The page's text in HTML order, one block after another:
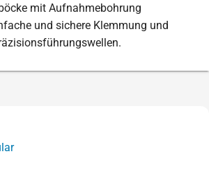
mit Aufnahmebohrung
und sichere Klemmung und